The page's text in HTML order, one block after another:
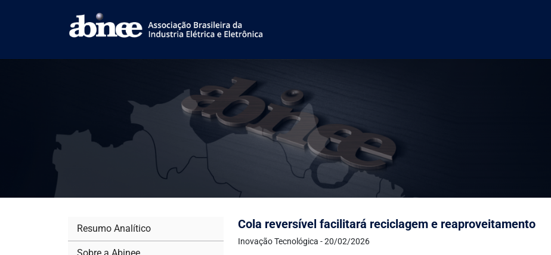
Cola reversível facilitará reciclagem e reaproveitamento
Inovação Tecnológica - 20/02/2026
Resumo Analítico